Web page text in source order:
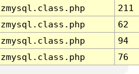
211
62
94
76